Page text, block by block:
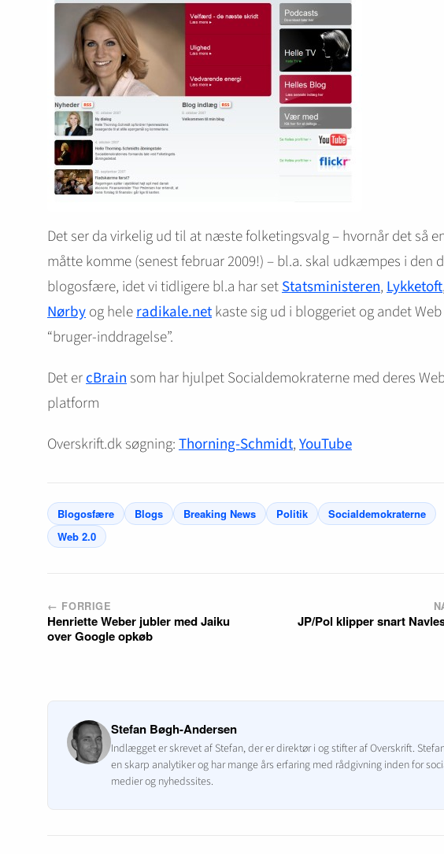
Det ser da virkelig ud til at næste folketingsvalg – hvornår det så
måtte komme (senest februar 2009!) – bl.a. skal udkæmpes i den
blogosfære, idet vi tidligere bl.a har setStatsministeren,Lykketoft,
Nørbyog heleradikale.netkaste sig ud i bloggeriet og andet
“bruger-inddragelse”.
Det ercBrainsom har hjulpet Socialdemokraterne med deres
platform
Overskrift.dk søgning:Thorning-Schmidt,YouTube
Blogosfære Blogs Breaking News Politik
Socialdemokraterne
Web 2.0
← FORRIGE
Henriette Weber jubler med Jaiku
over Google opkøb
JP/Pol klipper snart
Stefan Bøgh-Andersen
Indlægget er skrevet af Stefan, der er direktør i og stifter af Overskrift.
en skarp analytiker og har mange års erfaring med rådgivning inden for
medier og nyhedssites.